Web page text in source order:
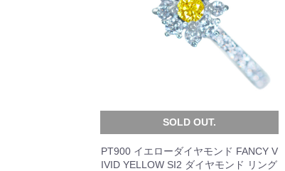
SOLD OUT.
PT900 イエローダイヤモンド FANCY V
IVID YELLOW SI2 ダイヤモンド リング